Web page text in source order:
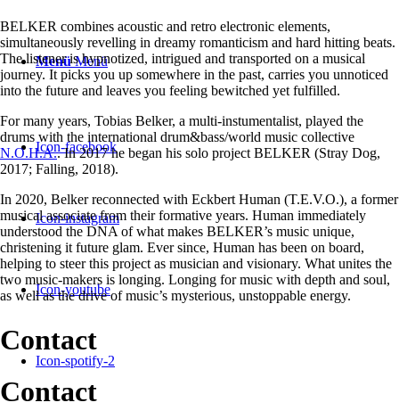
Menü Menü
Icon-facebook
Icon-instagram
Icon-youtube
Icon-spotify-2
BELKER combines acoustic and retro electronic elements,
simultaneously revelling in dreamy romanticism and hard hitting beats.
The listener is hypnotized, intrigued and transported on a musical
journey. It picks you up somewhere in the past, carries you unnoticed
into the future and leaves you feeling bewitched yet fulfilled.
For many years, Tobias Belker, a multi-instumentalist, played the
drums with the international drum&bass/world music collective
N.O.H.A.. In 2017 he began his solo project BELKER (Stray Dog,
2017; Falling, 2018).
In 2020, Belker reconnected with Eckbert Human (T.E.V.O.), a former
musical associate from their formative years. Human immediately
understood the DNA of what makes BELKER’s music unique,
christening it future glam. Ever since, Human has been on board,
helping to steer this project as musician and visionary. What unites the
two music-makers is longing. Longing for music with depth and soul,
as well as the drive of music’s mysterious, unstoppable energy.
Contact
Contact